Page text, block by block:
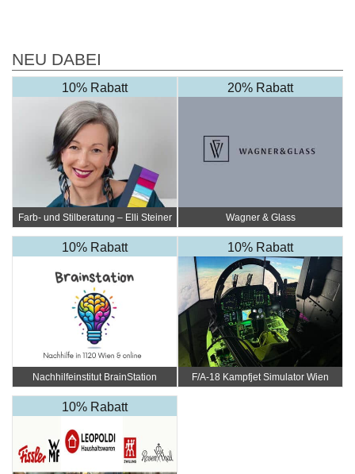
NEU DABEI
10% Rabatt
Farb- und Stilberatung – Elli Steiner
20% Rabatt
Wagner & Glass
10% Rabatt
Nachhilfeinstitut BrainStation
10% Rabatt
F/A-18 Kampfjet Simulator Wien
10% Rabatt